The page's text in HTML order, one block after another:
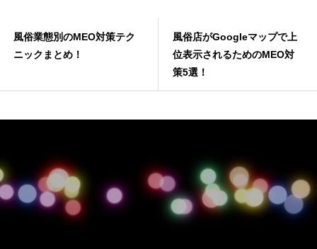
風俗業態別のMEO対策テク
ニックまとめ！
風俗店がGoogleマップで上
位表示されるためのMEO対
策5選！